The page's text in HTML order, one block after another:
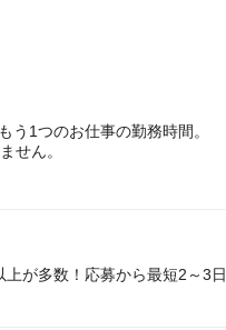
う1つのお仕事の勤務時間。
せん。
上が多数！応募から最短2～3日